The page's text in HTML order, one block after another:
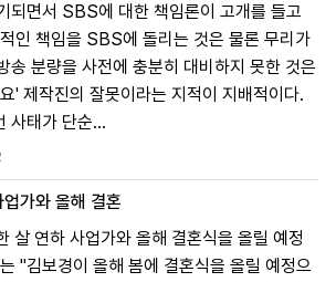
되면서 SBS에 대한 책임론이 고개를 들고
인 책임을 SBS에 돌리는 것은 물론 무리가
송 분량을 사전에 충분히 대비하지 못한 것은
' 제작진의 잘못이라는 지적이 지배적이다.
사태가 단순...
가와 올해 결혼
살 연하 사업가와 올해 결혼식을 올릴 예정
"김보경이 올해 봄에 결혼식을 올릴 예정으